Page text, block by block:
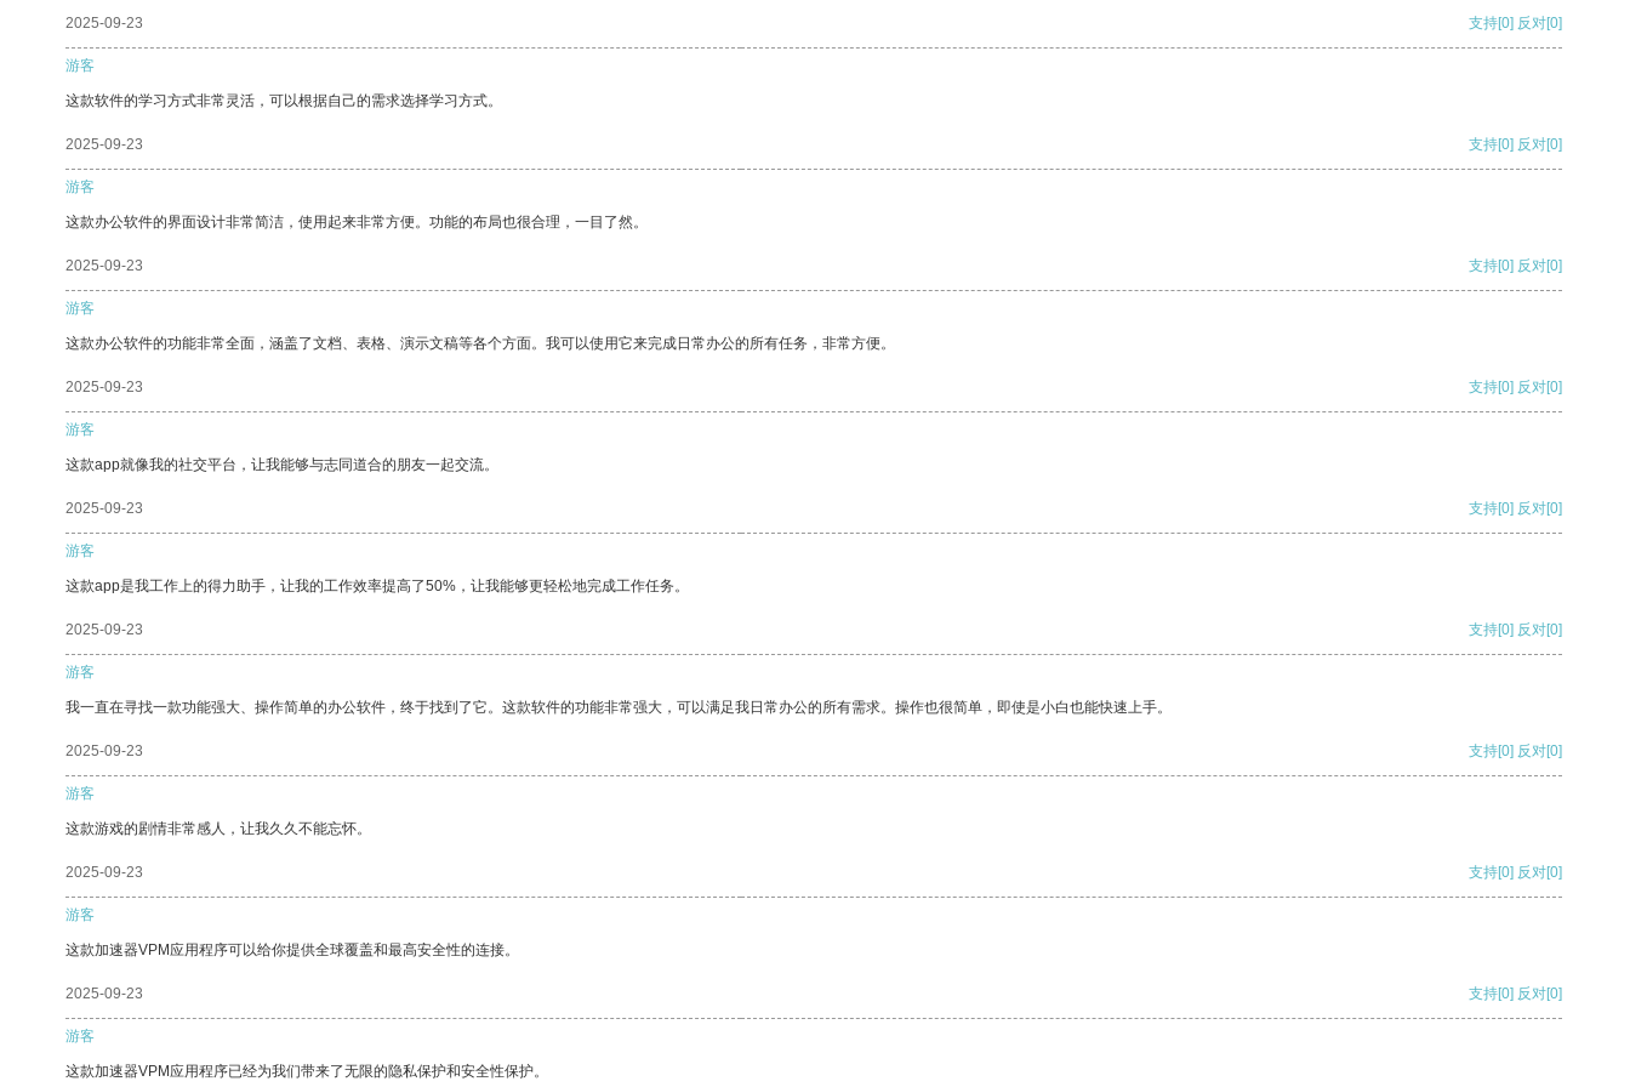
2025-09-23 支持[0] 反对[0]
游客
这款软件的学习方式非常灵活，可以根据自己的需求选择学习方式。
2025-09-23 支持[0] 反对[0]
游客
这款办公软件的界面设计非常简洁，使用起来非常方便。功能的布局也很合理，一目了然。
2025-09-23 支持[0] 反对[0]
游客
这款办公软件的功能非常全面，涵盖了文档、表格、演示文稿等各个方面。我可以使用它来完成日常办公的所有任务，非常方便。
2025-09-23 支持[0] 反对[0]
游客
这款app就像我的社交平台，让我能够与志同道合的朋友一起交流。
2025-09-23 支持[0] 反对[0]
游客
这款app是我工作上的得力助手，让我的工作效率提高了50%，让我能够更轻松地完成工作任务。
2025-09-23 支持[0] 反对[0]
游客
我一直在寻找一款功能强大、操作简单的办公软件，终于找到了它。这款软件的功能非常强大，可以满足我日常办公的所有需求。操作也很简单，即使是小白也能快速上手。
2025-09-23 支持[0] 反对[0]
游客
这款游戏的剧情非常感人，让我久久不能忘怀。
2025-09-23 支持[0] 反对[0]
游客
这款加速器VPM应用程序可以给你提供全球覆盖和最高安全性的连接。
2025-09-23 支持[0] 反对[0]
游客
这款加速器VPM应用程序已经为我们带来了无限的隐私保护和安全性保护。